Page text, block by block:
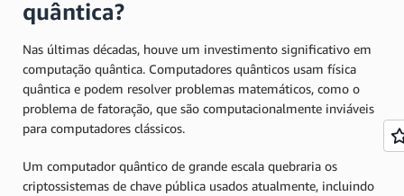
quântica?
Nas últimas décadas, houve um investimento significativo em
computação quântica. Computadores quânticos usam física
quântica e podem resolver problemas matemáticos, como o
problema de fatoração, que são computacionalmente inviáveis
para computadores clássicos.
Um computador quântico de grande escala quebraria os
criptossistemas de chave pública usados atualmente, incluindo